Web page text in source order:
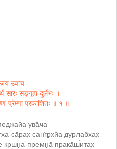
उवाच—
सारः सङ्गृह्य दुर्लभः ।
प्रेम्णा प्रकाशितः ॥ १ ॥
ува̄ча
са̄рах̣ сан̇гр̣хйа дурлабхах̣
кр̣шн̣а-премн̣а̄ прака̄ш́итах̣